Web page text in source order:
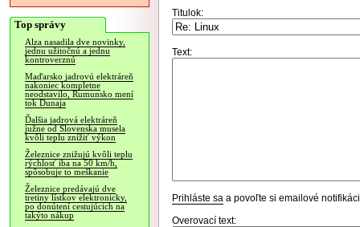
Top správy
Alza nasadila dve novinky,
jednu užitočnú a jednu
kontroverznú
Maďarsko jadrovú elektráreň
nakoniec kompletne
neodstavilo, Rumunsko mení
tok Dunaja
Ďalšia jadrová elektráreň
južne od Slovenska musela
kvôli teplu znížiť výkon
Železnice znižujú kvôli teplu
rýchlosť iba na 50 km/h,
spôsobuje to meškanie
Železnice predávajú dve
tretiny lístkov elektronicky,
po donútení cestujúcich na
takýto nákup
Titulok:
Text:
Prihláste sa a povoľte si emailové
Overovací text: